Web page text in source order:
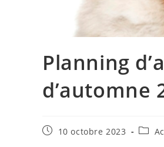
Planning
d’automne
Publication
10 octobre 2023
Post